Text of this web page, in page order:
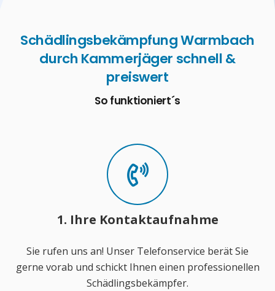
Schädlingsbekämpfung Warmbach
durch Kammerjäger schnell &
preiswert
So funktioniert´s
1. Ihre Kontaktaufnahme
Sie rufen uns an! Unser Telefonservice berät Sie
gerne vorab und schickt Ihnen einen professionellen
Schädlingsbekämpfer.